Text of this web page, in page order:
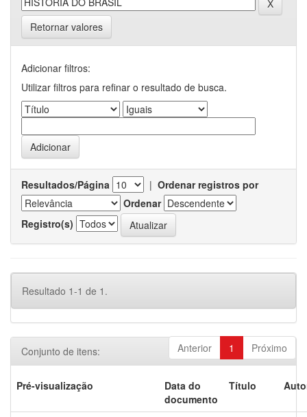
Retornar valores
Adicionar filtros:
Utilizar filtros para refinar o resultado de busca.
Resultados/Página | Ordenar registros por
Ordenar
Registro(s)
Resultado 1-1 de 1.
Anterior 1 Próximo
Conjunto de itens:
Pré-visualização
Data do
documento
Título